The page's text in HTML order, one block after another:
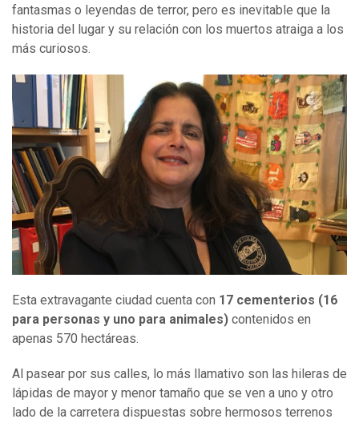
fantasmas o leyendas de terror, pero es inevitable que la
historia del lugar y su relación con los muertos atraiga a los
más curiosos.
Esta extravagante ciudad cuenta con 17 cementerios (16
para personas y uno para animales) contenidos en
apenas 570 hectáreas.
Al pasear por sus calles, lo más llamativo son las hileras de
lápidas de mayor y menor tamaño que se ven a uno y otro
lado de la carretera dispuestas sobre hermosos terrenos